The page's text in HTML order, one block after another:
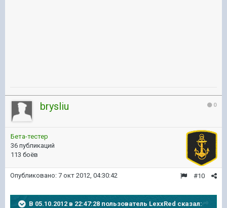
0
brysliu
Бета-тестер
36 публикаций
113 боёв
#10
Опубликовано: 7 окт 2012, 04:30:42
В 05.10.2012 в 22:47:28 пользователь LexxRed сказал: